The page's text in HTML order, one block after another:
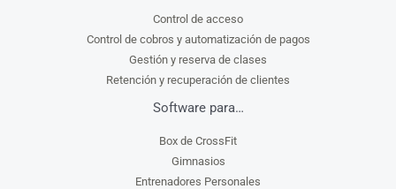
Control de acceso
Control de cobros y automatización de pagos
Gestión y reserva de clases
Retención y recuperación de clientes
Software para…
Box de CrossFit
Gimnasios
Entrenadores Personales